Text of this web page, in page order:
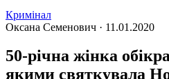
Кримінал
Оксана Семенович · 11.01.2020
50-річна жінка
якими святкувала